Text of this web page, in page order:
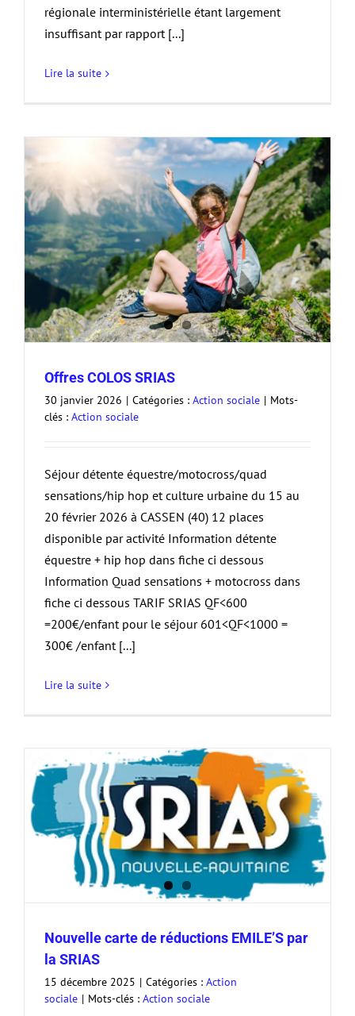
régionale interministérielle étant largement
insuffisant par rapport [...]
Lire la suite
Offres COLOS SRIAS
30 janvier 2026 | Catégories : Action sociale | Mots-
clés : Action sociale
Séjour détente équestre/motocross/quad
sensations/hip hop et culture urbaine du 15 au
20 février 2026 à CASSEN (40) 12 places
disponible par activité Information détente
équestre + hip hop dans fiche ci dessous
Information Quad sensations + motocross dans
fiche ci dessous TARIF SRIAS QF<600
=200€/enfant pour le séjour 601<QF<1000 =
300€ /enfant [...]
Lire la suite
Nouvelle carte de réductions EMILE’S par
la SRIAS
15 décembre 2025 | Catégories : Action
sociale | Mots-clés : Action sociale